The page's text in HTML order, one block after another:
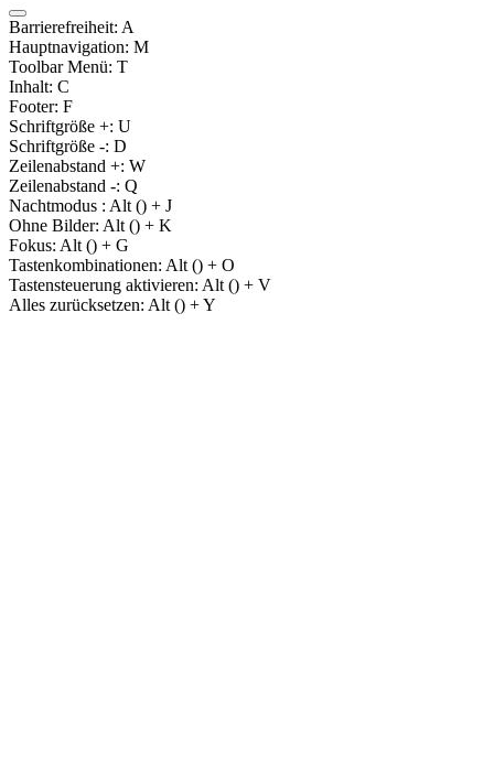
Barrierefreiheit: A
Hauptnavigation: M
Toolbar Menü: T
Inhalt: C
Footer: F
Schriftgröße +: U
Schriftgröße -: D
Zeilenabstand +: W
Zeilenabstand -: Q
Nachtmodus : Alt () + J
Ohne Bilder: Alt () + K
Fokus: Alt () + G
Tastenkombinationen: Alt () + O
Tastensteuerung aktivieren: Alt () + V
Alles zurücksetzen: Alt () + Y